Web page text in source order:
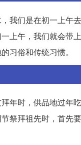
我们是在初一上午
上午，我们就会带
习俗和传统习惯。
年时，供品地过年
祭拜祖先时，首先